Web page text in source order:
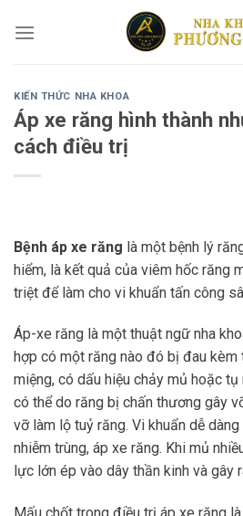
KIẾN THỨC NHA KHOA
Áp xe răng hình thành
cách điều trị
Bệnh áp xe răng là một bệnh lý
hiểm, là kết quả của viêm hốc răng
triệt để làm cho vi khuẩn tấn công
Áp-xe răng là một thuật ngữ nha
hợp có một răng nào đó bị đau
miệng, có dấu hiệu chảy mủ hoặc tụ
có thể do răng bị chấn thương gây
vỡ làm lộ tuỷ răng. Vi khuẩn dễ
nhiễm trùng, áp xe răng. Khi mủ
lực lớn ép vào dây thần kinh và gây